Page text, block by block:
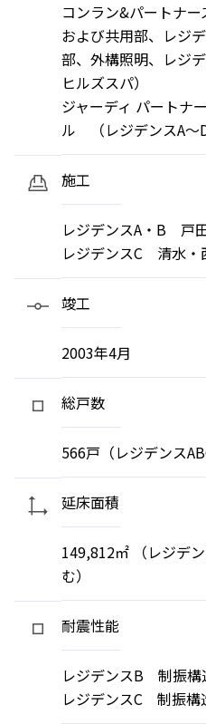
コンラン&パートナ
および共用部、レジ
部、外構照明、レジ
ヒルズスパ）
ジャーディ パートナ
ル （レジデンスA～D
施工
レジデンスA・B 戸
レジデンスC 清水・
竣工
2003年4月
総戸数
566戸（レジデンス
延床面積
149,812㎡ （レジデ
む）
耐震性能
レジデンスB 制振構
レジデンスC 制振構